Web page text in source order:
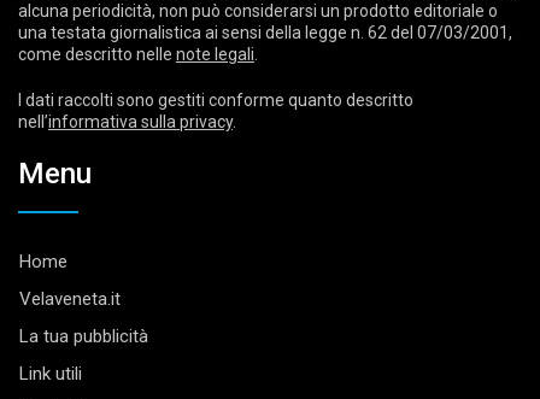
alcuna periodicità, non può considerarsi un prodotto editoriale o
una testata giornalistica ai sensi della legge n. 62 del 07/03/2001,
come descritto nelle note legali.
I dati raccolti sono gestiti conforme quanto descritto
nell’informativa sulla privacy.
Menu
Home
Velaveneta.it
La tua pubblicità
Link utili